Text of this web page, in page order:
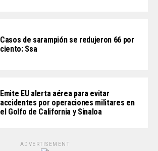
Casos de sarampión se redujeron 66 por
ciento: Ssa
Emite EU alerta aérea para evitar
accidentes por operaciones militares en
el Golfo de California y Sinaloa
ADVERTISEMENT